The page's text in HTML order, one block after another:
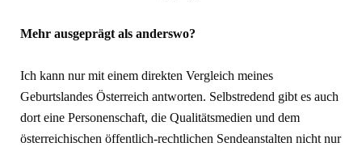
Mehr ausgeprägt als anderswo?
Ich kann nur mit einem direkten Vergleich meines
Geburtslandes Österreich antworten. Selbstredend gibt es auch
dort eine Personenschaft, die Qualitätsmedien und dem
österreichischen öffentlich-rechtlichen Sendeanstalten nicht nur